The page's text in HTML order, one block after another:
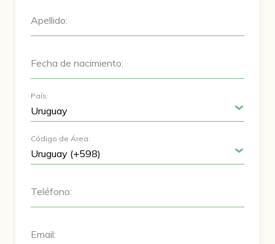
Apellido:
Fecha de nacimiento:
País:
Código de Área:
Teléfono:
Email: